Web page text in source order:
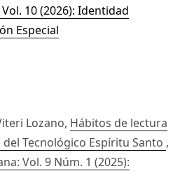
10 (2026): Identidad
Especial
Lozano, Hábitos de lectura
Tecnológico Espíritu Santo ,
Vol. 9 Núm. 1 (2025):